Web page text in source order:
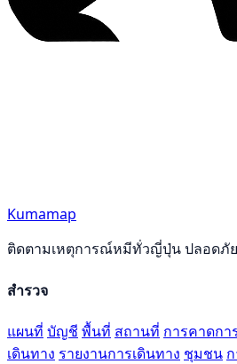
Kumamap
ติดตามเหตุการณ์หมีทั่วญี่ปุ่น ปลอดภั
สำรวจ
แผนที่ บัญชี พื้นที่ สถานที่ การคาดก
เดินทาง รายงานการเดินทาง ชุมชน